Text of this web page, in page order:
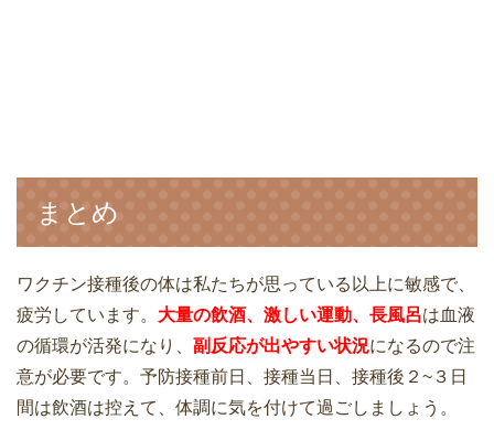
まとめ
ワクチン接種後の体は私たちが思っている以上に敏感で、
疲労しています。 大量の飲酒、激しい運動、長風呂は血液
の循環が活発になり、 副反応が出やすい状況になるので注
意が必要です。予防接種前日、接種当日、接種後２~３日
間は飲酒は控えて、体調に気を付けて過ごしましょう。